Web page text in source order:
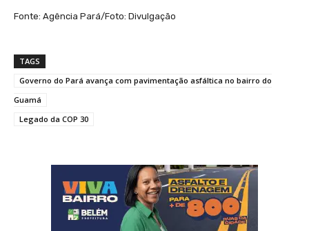
Fonte: Agência Pará/Foto: Divulgação
TAGS
Governo do Pará avança com pavimentação asfáltica no bairro do
Guamá
Legado da COP 30